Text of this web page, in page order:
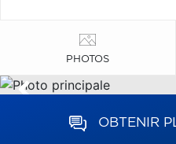
PHOTOS
OBTENIR